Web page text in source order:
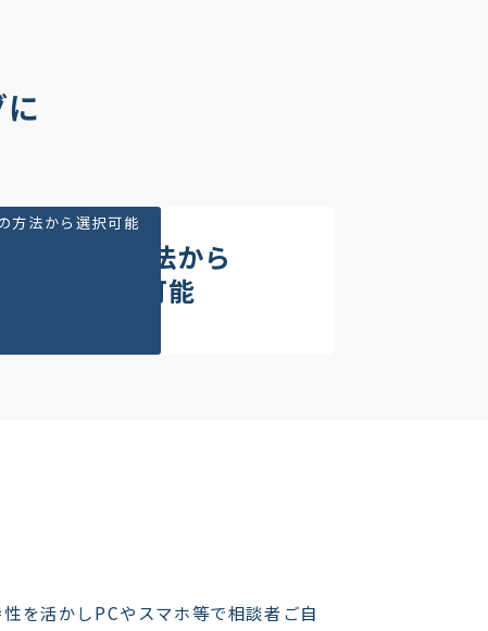
2つの方法から
選択可能
方法から選択可能
を活かしPCやスマホ等で相談者ご自